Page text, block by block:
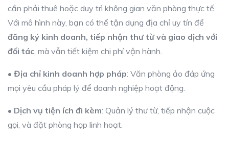
cần phải thuê hoặc duy trì không gian văn phòng thực tế.
Với mô hình này, bạn có thể tận dụng địa chỉ uy tín để
đăng ký kinh doanh, tiếp nhận thư từ và giao dịch với
đối tác, mà vẫn tiết kiệm chi phí vận hành.
• Địa chỉ kinh doanh hợp pháp: Văn phòng ảo đáp ứng
mọi yêu cầu pháp lý để doanh nghiệp hoạt động.
• Dịch vụ tiện ích đi kèm: Quản lý thư từ, tiếp nhận cuộc
gọi, và đặt phòng họp linh hoạt.